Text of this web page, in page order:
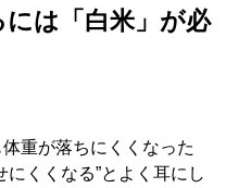
は「白米」が必
重が落ちにくくなった
くくなる”とよく耳にし